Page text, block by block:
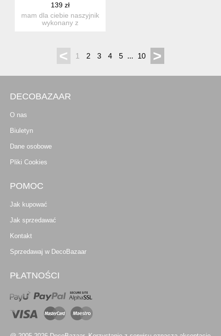
139 zł
mam dla ciebie naszyjnik
wykonany z
< 1 2 3 4 5 ... 10 >
DECOBAZAAR
O nas
Biuletyn
Dane osobowe
Pliki Cookies
POMOC
Jak kupować
Jak sprzedawać
Kontakt
Sprzedawaj w DecoBazaar
PŁATNOŚCI